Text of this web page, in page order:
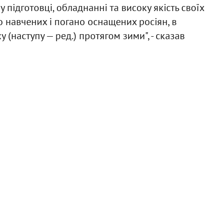
обладнанні та високу якість своїх
і погано оснащених росіян, в
(наступу — ред.) протягом зими", - сказав